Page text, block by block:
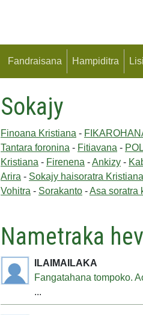
Fandraisana Hampiditra
Sokajy
Finoana Kristiana -
Tantara foronina - Fitiavana -
Kristiana - Firenena -Ankizy -
Arira - Sokajy haisoratra Kristiana
Vohitra - Sorakanto -Asa soratra
Nametraka
ILAIMAILAKA
Fangatahana tompoko.
...